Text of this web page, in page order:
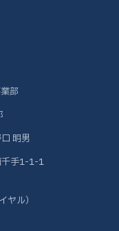
部
明男
千手1-1-1
ル）